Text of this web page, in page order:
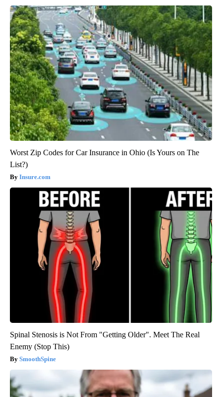
Worst Zip Codes for Car Insurance in Ohio (Is Yours on The
List?)
Insure.com
Spinal Stenosis is Not From "Getting Older". Meet The Real
Enemy (Stop This)
SmoothSpine